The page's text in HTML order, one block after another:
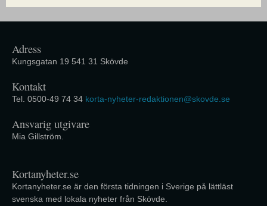
Adress
Kungsgatan 19 541 31 Skövde
Kontakt
Tel. 0500-49 74 34 korta-nyheter-redaktionen@skovde.se
Ansvarig utgivare
Mia Gillström.
Kortanyheter.se
Kortanyheter.se är den första tidningen i Sverige på lättläst
svenska med lokala nyheter från Skövde.